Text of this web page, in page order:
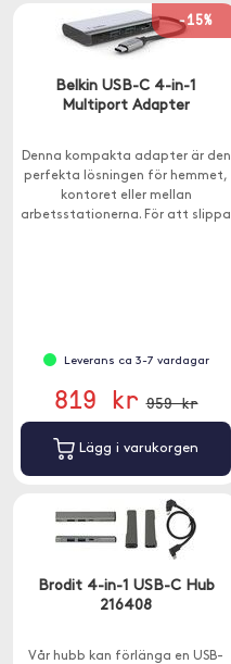
-15%
Belkin USB-C 4-in-1
Multiport Adapter
Denna kompakta adapter är den
perfekta lösningen för hemmet,
kontoret eller mellan
arbetsstationerna. För att slippa
Leverans ca 3-7 vardagar
819 kr 959 kr
Lägg i varukorgen
Brodit 4-in-1 USB-C Hub
216408
Vår hubb kan förlänga en USB-